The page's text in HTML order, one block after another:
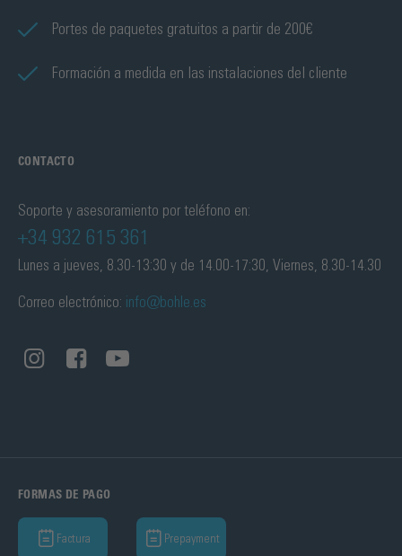
Portes de paquetes gratuitos a partir de 200€
Formación a medida en las instalaciones del cliente
CONTACTO
Soporte y asesoramiento por teléfono en:
+34 932 615 361
Lunes a jueves, 8.30-13:30 y de 14.00-17:30, Viernes, 8.30-14.30
Correo electrónico: info@bohle.es
FORMAS DE PAGO
Factura Prepayment